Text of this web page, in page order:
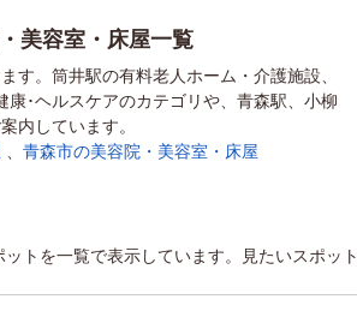
美容室・床屋一覧
す。筒井駅の有料老人ホーム・介護施設、
･ヘルスケアのカテゴリや、青森駅、小柳
内しています。
青森市の美容院・美容室・床屋
トを一覧で表示しています。見たいスポット